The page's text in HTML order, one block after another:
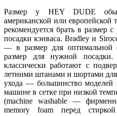
Размер у HEY DUDE
американской или
рекомендуется брать в размер
посадки кэнваса. Bradley и
— в размер для
размер для нужной
классически работают с
летними штанами и шортами
ухода — большинство моделей
машине в сетке при низкой
(machine washable —
memory foam перед